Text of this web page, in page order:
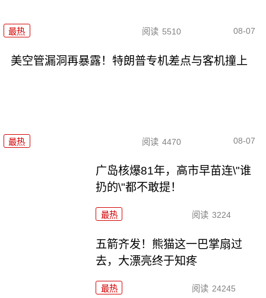
最热 阅读 5510 08-07
美空管漏洞再暴露！特朗普专机差点与客机撞上
最热 阅读 4470 08-07
广岛核爆81年，高市早苗连\"谁
扔的\"都不敢提！
最热 阅读 3224
五箭齐发！熊猫这一巴掌扇过
去，大漂亮终于知疼
最热 阅读 24245